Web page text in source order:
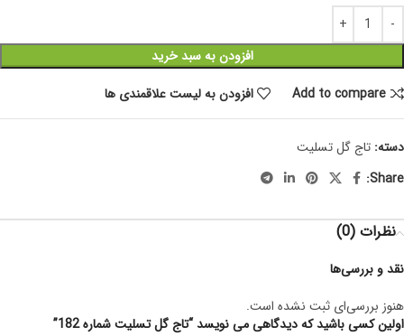
افزودن به سبد خرید
Add to compare
افزودن به لیست علاقمندی ها
دسته: تاج گل تسلیت
Share:
نظرات (0)
نقد و بررسی‌ها
هنوز بررسی‌ای ثبت نشده است.
اولین کسی باشید که دیدگاهی می نویسد “تاج گل تسلیت شماره 182”